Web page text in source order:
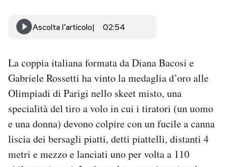
CALENDARIO
Area Personale
Notifiche mobile
Regala il Post
Hai bisogno di aiuto?
Esci
Ascolta l'articolo 02:54
La coppia italiana formata da Diana Bacosi e
Gabriele Rossetti ha vinto la medaglia d’oro alle
Olimpiadi di Parigi nello skeet misto, una
specialità del tiro a volo in cui i tiratori (un uomo
e una donna) devono colpire con un fucile a canna
liscia dei bersagli piatti, detti piattelli, distanti 4
metri e mezzo e lanciati uno per volta a 110